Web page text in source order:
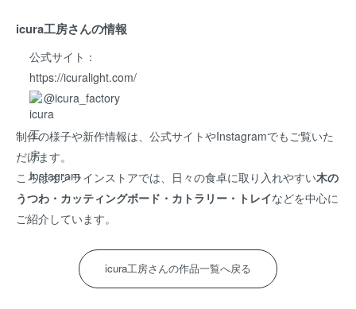
icura工房さんの情報
公式サイト：
https://icuralight.com/
@icura_factory
制作の様子や新作情報は、公式サイトやInstagramでもご覧いた
だけます。
ころはオンラインストアでは、日々の食卓に取り入れやすい木の
うつわ・カッティングボード・カトラリー・トレイなどを中心に
ご紹介しています。
icura工房さんの作品一覧へ戻る